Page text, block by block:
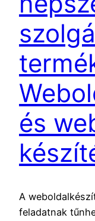
és
A
feladatnak